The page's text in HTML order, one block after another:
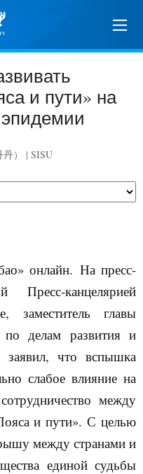
и пути» на
） | SISU
онлайн. На пресс-
Пресс-канцелярией
главы
по делам развития и
что вспышка
слабое влияние на
между
и пути». С целью
между странами и
а единой судьбы